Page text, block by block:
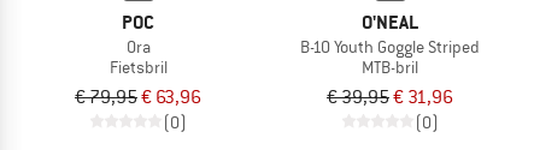
POC
Ora
Fietsbril
€ 79,95€ 63,96
(0)
O'NEAL
B-10 Youth Goggle Striped
MTB-bril
€ 39,95€ 31,96
(0)